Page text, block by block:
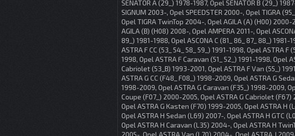
SENATOR A (29_) 1978-1987, Opel SENATOR B (29_)
SIGNUM 2003-, Opel SPEEDSTER 2000-, Opel TIGRA
Opel TIGRA TwinTop 2004-, Opel AGILA (A) (H00) 2000-
AGILA (B) (H08) 2008-, Opel AMPERA 2011-, Opel
89_) 1981-1988, Opel ASCONA C (81_ 86_ 87_ 88_) 1981-
ASTRA F CC (53_ 54_ 58_ 59_) 1991-1998, Opel ASTRA F
1998, Opel ASTRA F Caravan (51_ 52_) 1991-1998, Opel
Cabriolet (53_B) 1993-2001, Opel ASTRA F Van (55_)
ASTRA G CC (F48_ F08_) 1998-2009, Opel ASTRA G
1998-2009, Opel ASTRA G Caravan (F35_) 1998-2009,
Coupe (F07_) 2000-2005, Opel ASTRA G Cabriolet (F67)
Opel ASTRA G Kasten (F70) 1999-2005, Opel ASTRA H
Opel ASTRA H Sedan (L69) 2007-, Opel ASTRA H GTC
Opel ASTRA H Caravan (L35) 2004-, Opel ASTRA H
2005-, Opel ASTRA Van (L70) 2004-, Opel ASTRA J